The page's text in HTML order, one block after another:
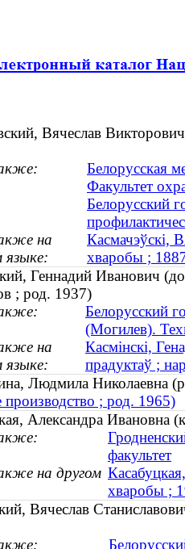
Вячеслав
Белорусская
Факультет
Белорусский
на
языке:
Касмачэўскі,
хваробы ;
Геннадий Иванович
; род. 1937)
Белорусский
(Могилев).
на
языке:
Касмінскі,
прадуктаў ;
Людмила
производство ; род. 1965)
Александра Ивановна
факультет
на другом
хваробы ;
Вячеслав